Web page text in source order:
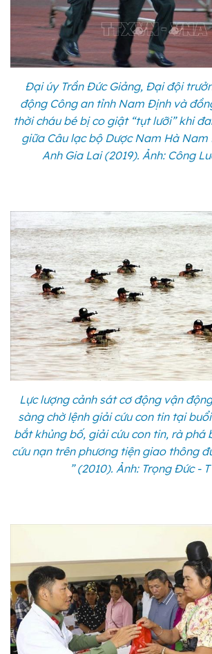
Đại úy Trần Đức Giảng, Đại đội
động Công an tỉnh Nam Định và
thời cháu bé bị co giật “tụt lưỡi” khi
giữa Câu lạc bộ Dược Nam Hà
Anh Gia Lai (2019). Ảnh: Công
Lực lượng cảnh sát cơ động vận
sàng chờ lệnh giải cứu con tin tại
bắt khủng bố, giải cứu con tin, rà phá
cứu nạn trên phương tiện giao thông
” (2010). Ảnh: Trọng Đức -